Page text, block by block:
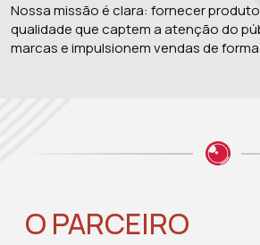
Nossa missão é clara: fornecer
qualidade que captem a atenção do
marcas e impulsionem vendas de
O PARCEIRO